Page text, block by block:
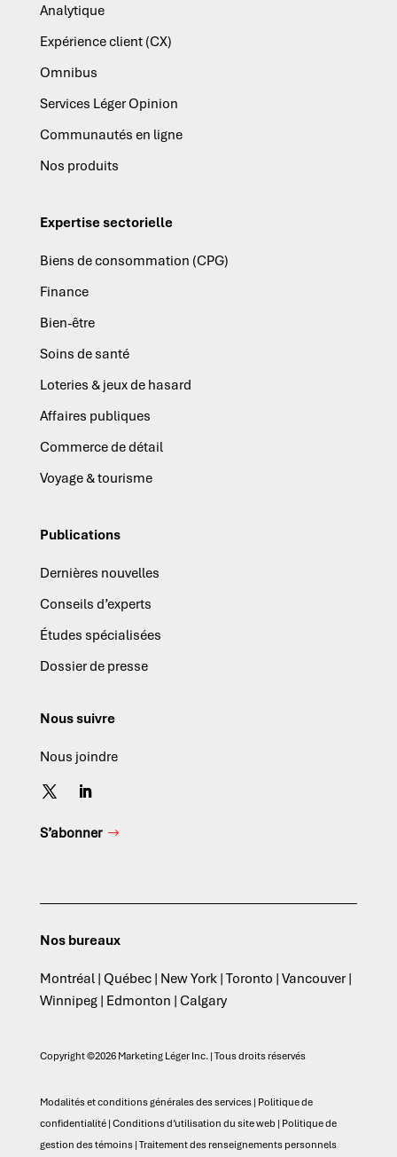
Analytique
Expérience client (CX)
Omnibus
Services Léger Opinion
Communautés en ligne
Nos produits
Expertise sectorielle
Biens de consommation (CPG)
Finance
Bien-être
Soins de santé
Loteries & jeux de hasard
Affaires publiques
Commerce de détail
Voyage & tourisme
Publications
Dernières nouvelles
Conseils d’experts
Études spécialisées
Dossier de presse
Nous suivre
Nous joindre
S’abonner
Nos bureaux
Montréal | Québec | New York | Toronto | Vancouver |
Winnipeg | Edmonton | Calgary
Copyright ©2026 Marketing Léger Inc. | Tous droits réservés
Modalités et conditions générales des services| Politique de
confidentialité| Conditions d’utilisation du site web | Politique de
gestion des témoins| Traitement des renseignements personnels